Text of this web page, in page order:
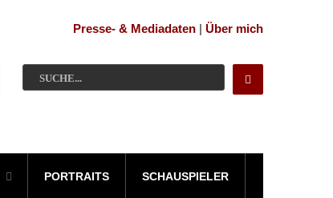
Presse- & Mediadaten | Über mich
PORTRAITS SCHAUSPIELER